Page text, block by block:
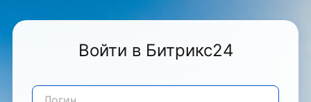
Войти в Битрикс24